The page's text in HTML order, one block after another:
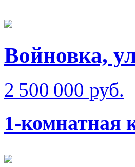
Войновка,
2 500 000 руб.
1-комнатная